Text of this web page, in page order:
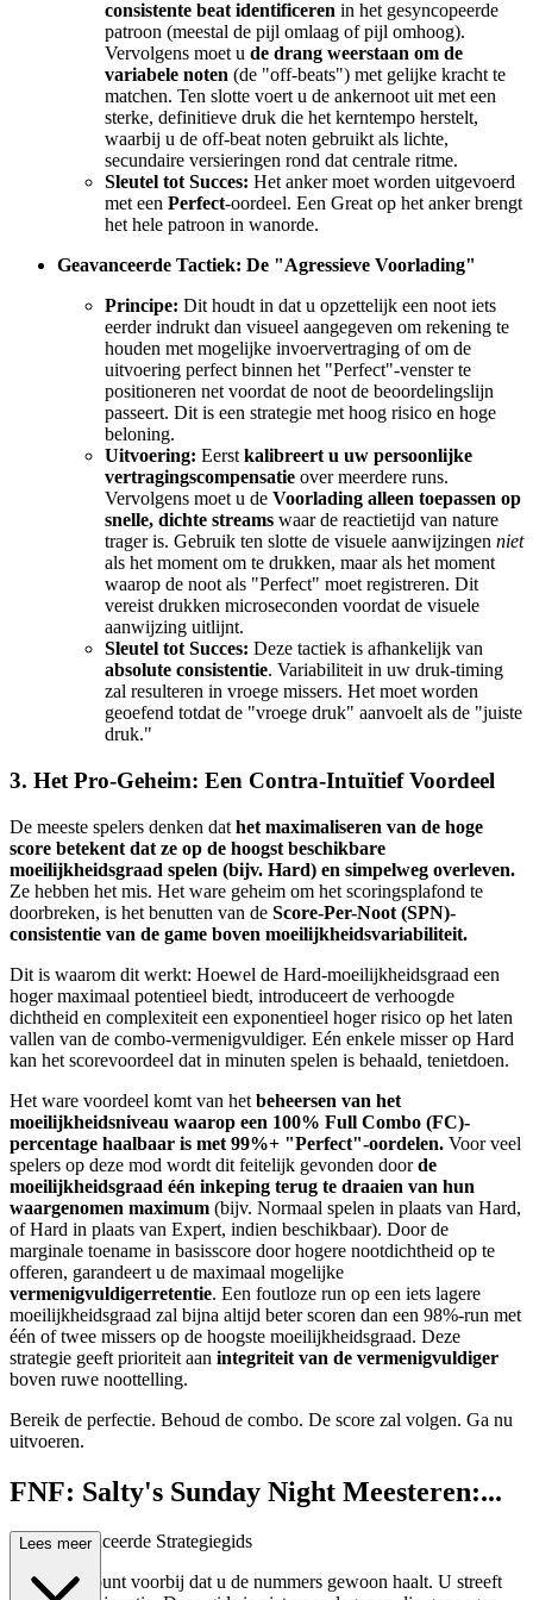
consistente beat identificeren in het gesyncopeerde
patroon (meestal de pijl omlaag of pijl omhoog).
Vervolgens moet u de drang weerstaan om de
variabele noten (de "off-beats") met gelijke kracht te
matchen. Ten slotte voert u de ankernoot uit met een
sterke, definitieve druk die het kerntempo herstelt,
waarbij u de off-beat noten gebruikt als lichte,
secundaire versieringen rond dat centrale ritme.
Sleutel tot Succes: Het anker moet worden uitgevoerd
met een Perfect-oordeel. Een Great op het anker brengt
het hele patroon in wanorde.
Geavanceerde Tactiek: De "Agressieve Voorlading"
Principe: Dit houdt in dat u opzettelijk een noot iets
eerder indrukt dan visueel aangegeven om rekening te
houden met mogelijke invoervertraging of om de
uitvoering perfect binnen het "Perfect"-venster te
positioneren net voordat de noot de beoordelingslijn
passeert. Dit is een strategie met hoog risico en hoge
beloning.
Uitvoering: Eerst kalibreert u uw persoonlijke
vertragingscompensatie over meerdere runs.
Vervolgens moet u de Voorlading alleen toepassen op
snelle, dichte streams waar de reactietijd van nature
trager is. Gebruik ten slotte de visuele aanwijzingen niet
als het moment om te drukken, maar als het moment
waarop de noot als "Perfect" moet registreren. Dit
vereist drukken microseconden voordat de visuele
aanwijzing uitlijnt.
Sleutel tot Succes: Deze tactiek is afhankelijk van
absolute consistentie. Variabiliteit in uw druk-timing
zal resulteren in vroege missers. Het moet worden
geoefend totdat de "vroege druk" aanvoelt als de "juiste
druk."
3. Het Pro-Geheim: Een Contra-Intuïtief Voordeel
De meeste spelers denken dat het maximaliseren van de hoge
score betekent dat ze op de hoogst beschikbare
moeilijkheidsgraad spelen (bijv. Hard) en simpelweg overleven.
Ze hebben het mis. Het ware geheim om het scoringsplafond te
doorbreken, is het benutten van de Score-Per-Noot (SPN)-
consistentie van de game boven moeilijkheidsvariabiliteit.
Dit is waarom dit werkt: Hoewel de Hard-moeilijkheidsgraad een
hoger maximaal potentieel biedt, introduceert de verhoogde
dichtheid en complexiteit een exponentieel hoger risico op het laten
vallen van de combo-vermenigvuldiger. Eén enkele misser op Hard
kan het scorevoordeel dat in minuten spelen is behaald, tenietdoen.
Het ware voordeel komt van het beheersen van het
moeilijkheidsniveau waarop een 100% Full Combo (FC)-
percentage haalbaar is met 99%+ "Perfect"-oordelen. Voor veel
spelers op deze mod wordt dit feitelijk gevonden doorde
moeilijkheidsgraad één inkeping terug te draaien van hun
waargenomen maximum (bijv. Normaal spelen in plaats van Hard,
of Hard in plaats van Expert, indien beschikbaar). Door de
marginale toename in basisscore door hogere nootdichtheid op te
offeren, garandeert u de maximaal mogelijke
vermenigvuldigerretentie. Een foutloze run op een iets lagere
moeilijkheidsgraad zal bijna altijd beter scoren dan een 98%-run met
één of twee missers op de hoogste moeilijkheidsgraad. Deze
strategie geeft prioriteit aan integriteit van de vermenigvuldiger
boven ruwe noottelling.
Bereik de perfectie. Behoud de combo. De score zal volgen. Ga nu
uitvoeren.
FNF: Salty's Sunday Night Meesteren:...
Een Geavanceerde Strategiegids
U bent het punt voorbij dat u de nummers gewoon haalt. U streeft
Lees meer